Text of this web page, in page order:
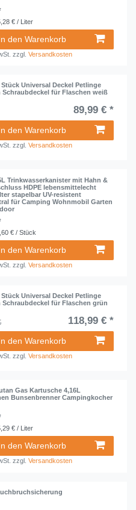
€ / Liter
den Warenkorb
zzgl.Versandkosten
Stück Universal Deckel Petlinge
Schraubdeckel für Flaschen weiß
89,99 € *
den Warenkorb
zzgl.Versandkosten
Trinkwasserkanister mit Hahn &
HDPE lebensmittelecht
stapelbar UV-resistent
für Camping Wohnmobil Garten
€ / Stück
den Warenkorb
zzgl.Versandkosten
Stück Universal Deckel Petlinge
Schraubdeckel für Flaschen grün
118,99 € *
den Warenkorb
zzgl.Versandkosten
Gas Kartusche 4,16L
Bunsenbrenner Campingkocher
€ / Liter
den Warenkorb
zzgl.Versandkosten